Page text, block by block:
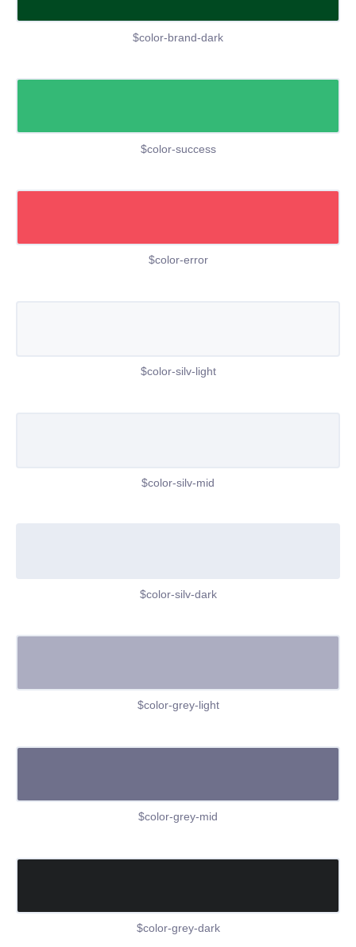
$color-brand-dark
$color-success
$color-error
$color-silv-light
$color-silv-mid
$color-silv-dark
$color-grey-light
$color-grey-mid
$color-grey-dark